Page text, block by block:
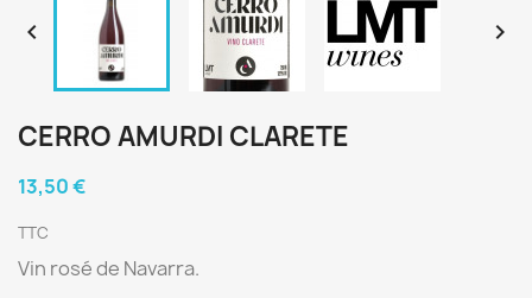
 
CERRO AMURDI CLARETE
13,50 €
TTC
Vin rosé de Navarra.